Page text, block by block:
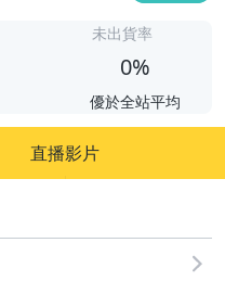
未出貨率
0%
優於全站平均
直播影片